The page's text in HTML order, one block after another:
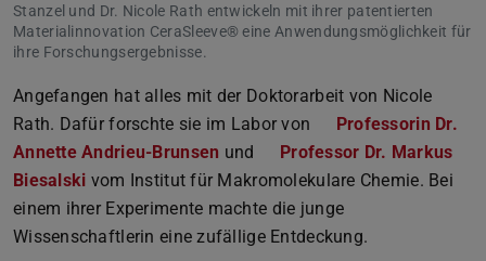
Stanzel und Dr. Nicole Rath entwickeln mit ihrer patentierten
Materialinnovation CeraSleeve® eine Anwendungsmöglichkeit für
ihre Forschungs­ergebnisse.
Angefangen hat alles mit der Doktorarbeit von Nicole
Rath. Dafür forschte sie im Labor von
Professorin Dr.
Annette Andrieu-Brunsen und
Professor Dr. Markus
Biesalski vom Institut für Makromolekulare Chemie. Bei
einem ihrer Experimente machte die junge
Wissenschaftlerin eine zufällige Entdeckung.